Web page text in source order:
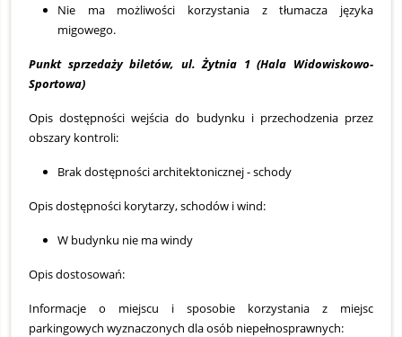
Nie ma możliwości korzystania z tłumacza języka
migowego.
Punkt sprzedaży biletów, ul. Żytnia 1 (Hala Widowiskowo-
Sportowa)
Opis dostępności wejścia do budynku i przechodzenia przez
obszary kontroli:
Brak dostępności architektonicznej - schody
Opis dostępności korytarzy, schodów i wind:
W budynku nie ma windy
Opis dostosowań:
Informacje o miejscu i sposobie korzystania z miejsc
parkingowych wyznaczonych dla osób niepełnosprawnych: